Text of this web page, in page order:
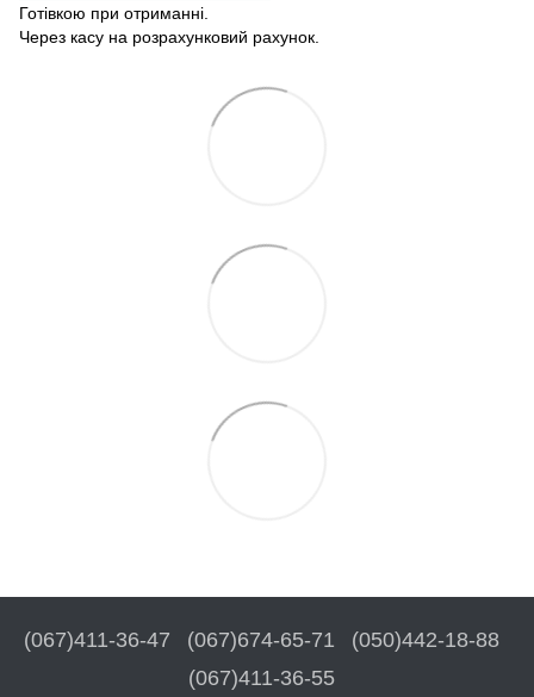
Готівкою при отриманні.
Через касу на розрахунковий рахунок.
(067)411-36-47 (067)674-65-71
(050)442-18-88
(067)411-36-55